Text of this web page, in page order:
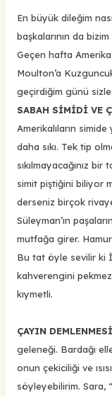
En büyük dileğim
başkalarının da
Geçen hafta
Moulton’a
geçirdiğim günü
SABAH SİMİDİ VE
Amerikalıların
daha sıkı. Tek tip
sıkılmayacağınız
simit piştiğini biliyor
derseniz birçok
Süleyman’ın
mutfağa girer.
Bu tat öyle sevilir ki
kahverengini
kıymetli.
ÇAYIN DEMLENMESİ
geleneği. Bardağı
onun çekiciliği ve
söyleyebilirim. Sara,